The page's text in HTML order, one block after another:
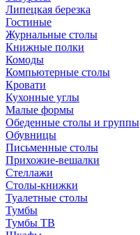
Липецкая березка
Гостиные
Журнальные столы
Книжные полки
Комоды
Компьютерные столы
Кровати
Кухонные углы
Малые формы
Обеденные столы и группы
Обувницы
Письменные столы
Прихожие-вешалки
Стеллажи
Столы-книжки
Туалетные столы
Тумбы
Тумбы ТВ